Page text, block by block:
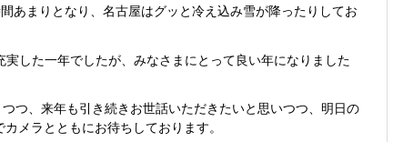
あまりとなり、名古屋はグッと冷え込み雪が降ったりしてお
実した一年でしたが、みなさまにとって良い年になりました
つ、来年も引き続きお世話いただきたいと思いつつ、明日の
カメラとともにお待ちしております。